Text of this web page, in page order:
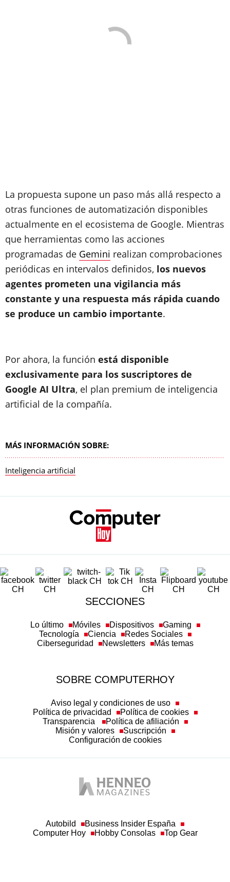
La propuesta supone un paso más allá respecto a
otras funciones de automatización disponibles
actualmente en el ecosistema de Google. Mientras
que herramientas como las acciones
programadas de Gemini realizan comprobaciones
periódicas en intervalos definidos, los nuevos
agentes prometen una vigilancia más
constante y una respuesta más rápida cuando
se produce un cambio importante.
Por ahora, la función está disponible
exclusivamente para los suscriptores de
Google AI Ultra, el plan premium de inteligencia
artificial de la compañía.
MÁS INFORMACIÓN SOBRE:
Inteligencia artificial
SECCIONES
Lo último Móviles Dispositivos
Gaming
Tecnología
Ciencia
Redes Sociales
Ciberseguridad
Newsletters Más temas
SOBRE COMPUTERHOY
Aviso legal y condiciones de uso
Política de privacidad
Política de cookies
Transparencia
Política de afiliación
Misión y valores
Suscripción
Configuración de cookies
Autobild
Business Insider España
Computer Hoy
Hobby Consolas Top Gear